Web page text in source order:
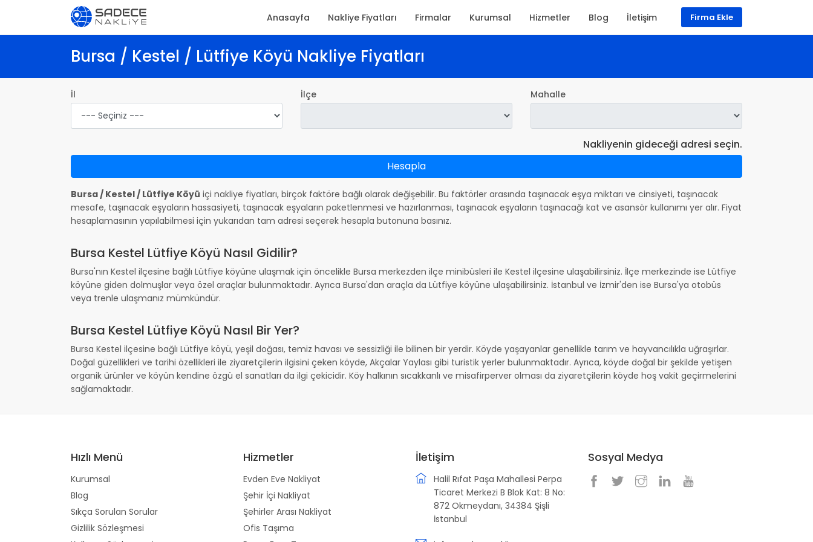
Bursa / Kestel / Lütfiye Köyü Nakliye Fiyatları
İl İlçe Mahalle
Nakliyenin gideceği adresi seçin.
Hesapla
Bursa / Kestel / Lütfiye Köyü içi nakliye fiyatları, birçok faktöre bağlı olarak değişebilir. Bu faktörler arasında taşınacak eşya miktarı ve cinsiyeti, taşınacak
mesafe, taşınacak eşyaların hassasiyeti, taşınacak eşyaların paketlenmesi ve hazırlanması, taşınacak eşyaların taşınacağı kat ve asansör kullanımı yer alır. Fiyat
hesaplamasının yapılabilmesi için yukarıdan tam adresi seçerek hesapla butonuna basınız.
Bursa Kestel Lütfiye Köyü Nasıl Gidilir?
Bursa'nın Kestel ilçesine bağlı Lütfiye köyüne ulaşmak için öncelikle Bursa merkezden ilçe minibüsleri ile Kestel ilçesine ulaşabilirsiniz. İlçe merkezinde ise Lütfiye
köyüne giden dolmuşlar veya özel araçlar bulunmaktadır. Ayrıca Bursa'dan araçla da Lütfiye köyüne ulaşabilirsiniz. İstanbul ve İzmir'den ise Bursa'ya otobüs
veya trenle ulaşmanız mümkündür.
Bursa Kestel Lütfiye Köyü Nasıl Bir Yer?
Bursa Kestel ilçesine bağlı Lütfiye köyü, yeşil doğası, temiz havası ve sessizliği ile bilinen bir yerdir. Köyde yaşayanlar genellikle tarım ve hayvancılıkla uğraşırlar.
Doğal güzellikleri ve tarihi özellikleri ile ziyaretçilerin ilgisini çeken köyde, Akçalar Yaylası gibi turistik yerler bulunmaktadır. Ayrıca, köyde doğal bir şekilde yetişen
organik ürünler ve köyün kendine özgü el sanatları da ilgi çekicidir. Köy halkının sıcakkanlı ve misafirperver olması da ziyaretçilerin köyde hoş vakit geçirmelerini
sağlamaktadır.
Hızlı Menü
Kurumsal
Blog
Sıkça Sorulan Sorular
Gizlilik Sözleşmesi
Hizmetler
Evden Eve Nakliyat
Şehir İçi Nakliyat
Şehirler Arası Nakliyat
Ofis Taşıma
İletişim
Halil Rıfat Paşa Mahallesi Perpa
Ticaret Merkezi B Blok Kat: 8 No:
872 Okmeydanı, 34384 Şişli
İstanbul
Sosyal Medya
Firma Ekle
Anasayfa Nakliye Fiyatları Firmalar Kurumsal Hizmetler Blog İletişim